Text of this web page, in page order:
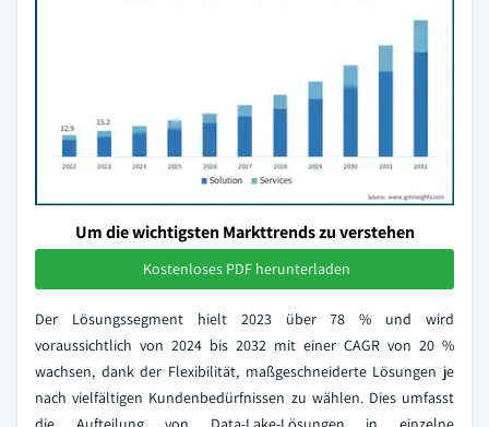
Um die wichtigsten Markttrends zu verstehen
Kostenloses PDF herunterladen
Der Lösungssegment hielt 2023 über 78 % und wird
voraussichtlich von 2024 bis 2032 mit einer CAGR von 20 %
wachsen, dank der Flexibilität, maßgeschneiderte Lösungen je
nach vielfältigen Kundenbedürfnissen zu wählen. Dies umfasst